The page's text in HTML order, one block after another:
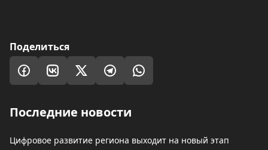
Поделиться
Последние новости
Цифровое развитие региона выходит на новый этап